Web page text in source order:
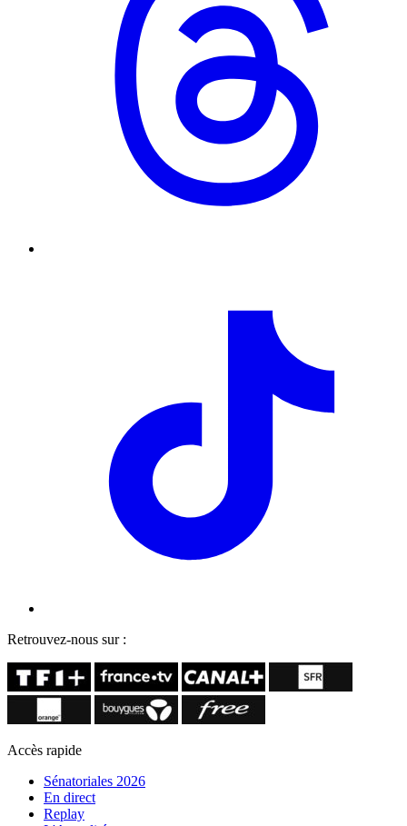
Retrouvez-nous sur :
Accès rapide
Sénatoriales 2026
En direct
Replay